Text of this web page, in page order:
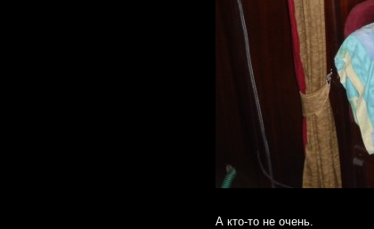
А кто-то не очень.